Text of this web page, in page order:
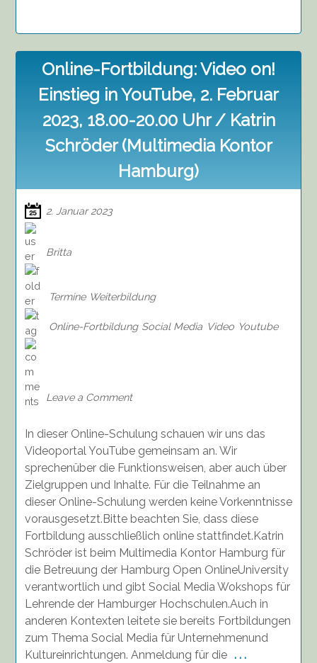
Online-Fortbildung: Video on!
Einstieg in YouTube, 2. Februar
2023, 18.00-20.00 Uhr / Katrin
Schröder (Multimedia Kontor
Hamburg)
2. Januar 2023
Britta
Termine Weiterbildung
Online-Fortbildung Social Media Video Youtube
Leave a Comment
on!
in
YouTube,
2.
Februar
18.00-
20.00
Uhr
/
Katrin
Schröder
(Multimedia
Kontor
Hamburg)
In dieser Online-Schulung schauen wir uns das
Videoportal YouTube gemeinsam an. Wir
sprechenüber die Funktionsweisen, aber auch über
Zielgruppen und Inhalte. Für die Teilnahme an
dieser Online-Schulung werden keine Vorkenntnisse
vorausgesetzt.Bitte beachten Sie, dass diese
Fortbildung ausschließlich online stattfindet.Katrin
Schröder ist beim Multimedia Kontor Hamburg für
die Betreuung der Hamburg Open OnlineUniversity
verantwortlich und gibt Social Media Wokshops für
Lehrende der Hamburger Hochschulen.Auch in
anderen Kontexten leitete sie bereits Fortbildungen
zum Thema Social Media für Unternehmenund
Kultureinrichtungen. Anmeldung für die . . .